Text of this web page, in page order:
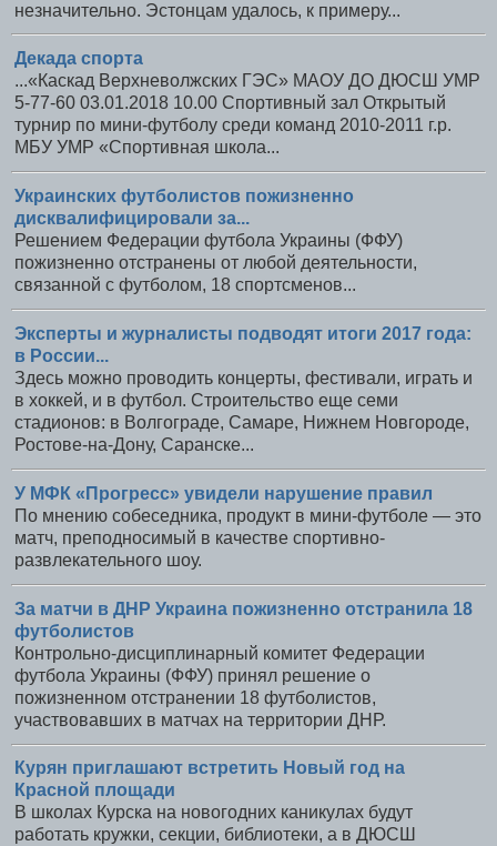
незначительно. Эстонцам удалось, к примеру...
Декада спорта
...«Каскад Верхневолжских ГЭС» МАОУ ДО ДЮСШ УМР
5-77-60 03.01.2018 10.00 Спортивный зал Открытый
турнир по мини-футболу среди команд 2010-2011 г.р.
МБУ УМР «Спортивная школа...
Украинских футболистов пожизненно
дисквалифицировали за...
Решением Федерации футбола Украины (ФФУ)
пожизненно отстранены от любой деятельности,
связанной с футболом, 18 спортсменов...
Эксперты и журналисты подводят итоги 2017 года:
в России...
Здесь можно проводить концерты, фестивали, играть и
в хоккей, и в футбол. Строительство еще семи
стадионов: в Волгограде, Самаре, Нижнем Новгороде,
Ростове-на-Дону, Саранске...
У МФК «Прогресс» увидели нарушение правил
По мнению собеседника, продукт в мини-футболе — это
матч, преподносимый в качестве спортивно-
развлекательного шоу.
За матчи в ДНР Украина пожизненно отстранила 18
футболистов
Контрольно-дисциплинарный комитет Федерации
футбола Украины (ФФУ) принял решение о
пожизненном отстранении 18 футболистов,
участвовавших в матчах на территории ДНР.
Курян приглашают встретить Новый год на
Красной площади
В школах Курска на новогодних каникулах будут
работать кружки, секции, библиотеки, а в ДЮСШ